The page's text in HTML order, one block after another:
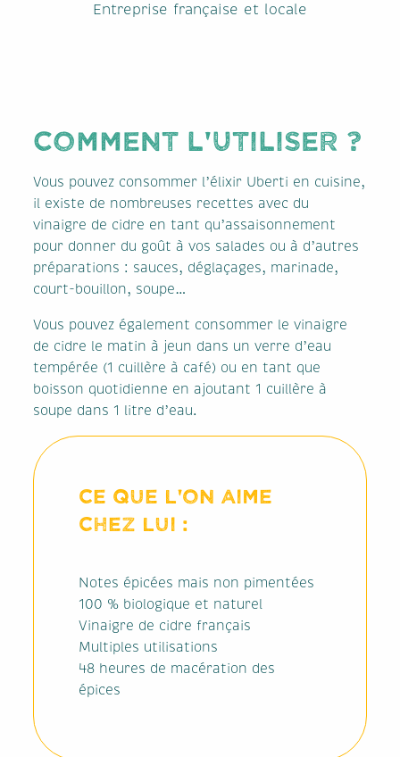
Entreprise française et locale
COMMENT L'UTILISER ?
Vous pouvez consommer l’élixir Uberti en cuisine,
il existe de nombreuses recettes avec du
vinaigre de cidre en tant qu’assaisonnement
pour donner du goût à vos salades ou à d’autres
préparations : sauces, déglaçages, marinade,
court-bouillon, soupe…
Vous pouvez également consommer le vinaigre
de cidre le matin à jeun dans un verre d’eau
tempérée (1 cuillère à café) ou en tant que
boisson quotidienne en ajoutant 1 cuillère à
soupe dans 1 litre d’eau.
CE QUE L'ON AIME
CHEZ LUI :
Notes épicées mais non pimentées
100 % biologique et naturel
Vinaigre de cidre français
Multiples utilisations
48 heures de macération des
épices